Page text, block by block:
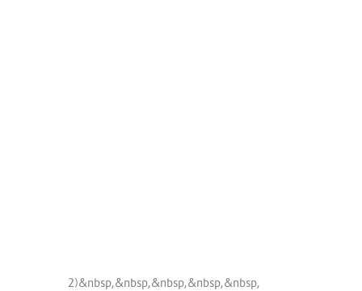
2)&nbsp,&nbsp,&nbsp,&nbsp,&nbsp,